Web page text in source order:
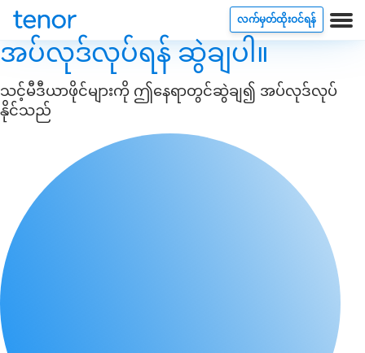
လက်မှတ်ထိုးဝင်ရန်
အပ်လုဒ်လုပ်ရန် ဆွဲချပါ။
သင့်မီဒီယာဖိုင်များကို ဤနေရာတွင်ဆွဲချ၍ အပ်လုဒ်လုပ်
နိုင်သည်